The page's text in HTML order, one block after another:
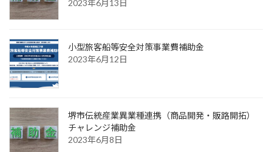
2023年6月13日
小型旅客船等安全対策事業費補助金
2023年6月12日
堺市伝統産業異業種連携（商品開発・販路開拓）
チャレンジ補助金
2023年6月8日